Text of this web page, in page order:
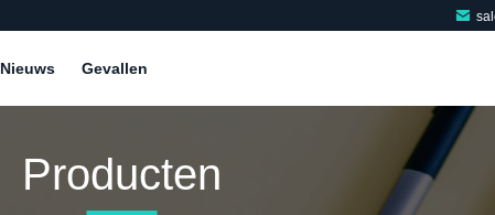
Nieuws Gevallen
Producten